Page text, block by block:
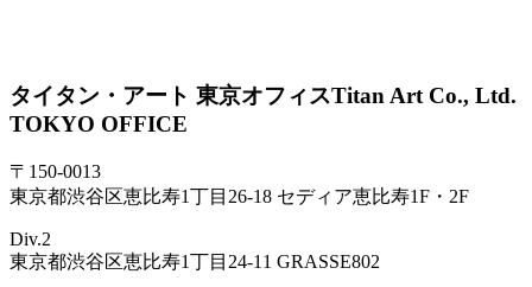
タイタン・アート 東京オフィスTitan Art Co., Ltd.
TOKYO OFFICE
〒150-0013
東京都渋谷区恵比寿1丁目26-18 セディア恵比寿1F・2F
Div.2
東京都渋谷区恵比寿1丁目24-11 GRASSE802